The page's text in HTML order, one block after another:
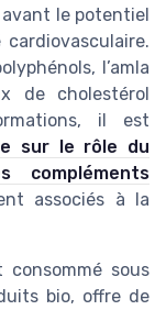
le potentiel
l’amla
de cholestérol
il est
sur le rôle du
associés à la
consommé sous
bio, offre de